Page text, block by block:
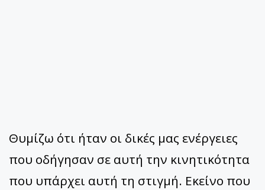
Θυμίζω ότι ήταν οι δικές μας ενέργειες
που οδήγησαν σε αυτή την κινητικότητα
που υπάρχει αυτή τη στιγμή. Εκείνο που